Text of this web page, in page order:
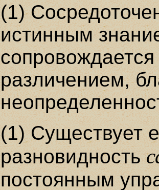
(1)
истинным
различением,
(1) Существует
разновидность
постоянным